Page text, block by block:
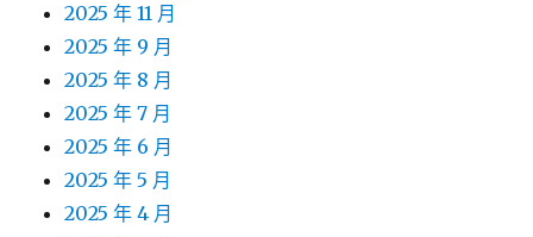
2025 年 11 月
2025 年 9 月
2025 年 8 月
2025 年 7 月
2025 年 6 月
2025 年 5 月
2025 年 4 月